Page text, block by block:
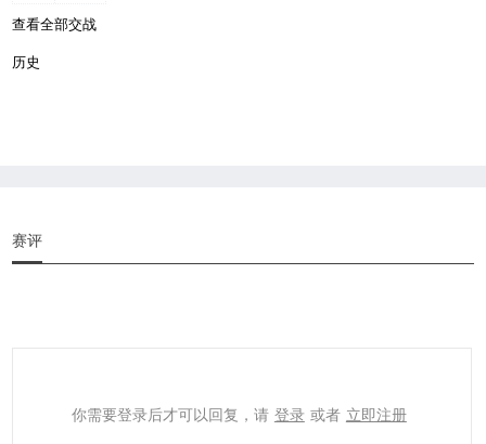
查看全部交战
历史
赛评
你需要登录后才可以回复，请 登录 或者 立即注册